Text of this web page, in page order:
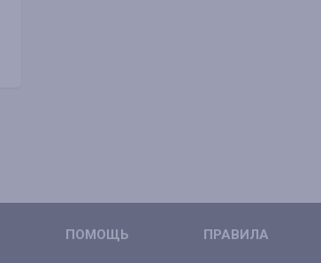
ПОМОЩЬ ПРАВИЛА